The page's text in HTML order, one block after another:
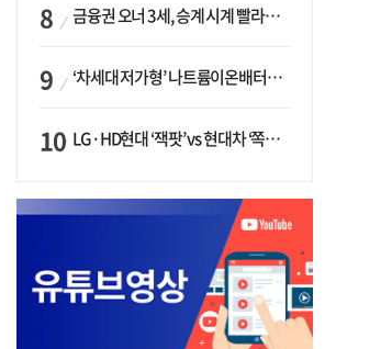
금융권 오너 3세, 승계 시계 빨라지나…한국투자 ‘속도’·미래에셋·메리츠는 ‘거리두기’
‘차세대 저가형’ 나트륨이온배터리 시대 오나…LG화학·에코프로, 상용화 속도낸다
LG·HD현대 ‘잭팟’ vs 현대차 ‘쪽박’…글로벌 사모펀드, 韓 대기업 투자 ‘희비’